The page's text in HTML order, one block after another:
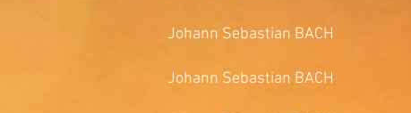
Johann Sebastian BACH
Johann Sebastian BACH